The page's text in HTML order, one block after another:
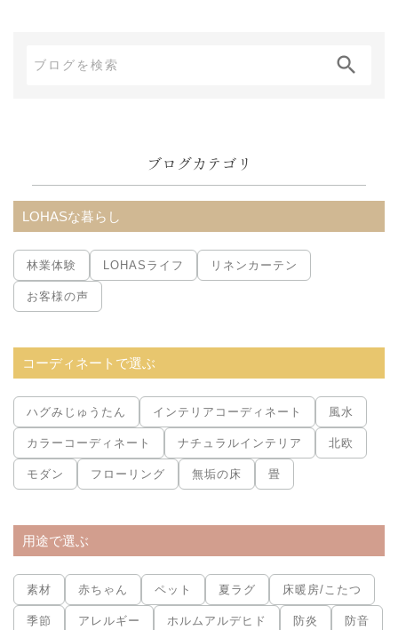
ブ
ブログカテゴリ
LOHASな暮らし
林業体験 LOHASライフ リネンカーテン
お客様の声
コーディネートで選ぶ
ハグみじゅうたん インテリアコーディネート 風水
カラーコーディネート ナチュラルインテリア 北欧
モダン フローリング 無垢の床 畳
用途で選ぶ
素材 赤ちゃん ペット 夏ラグ 床暖房/こたつ
季節 アレルギー ホルムアルデヒド 防炎 防音